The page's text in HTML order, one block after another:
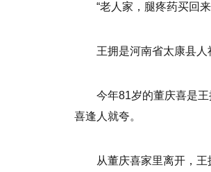
“老人家，腿疼药买回
王拥是河南省太康县
今年81岁的董庆喜是
喜逢人就夸。
从董庆喜家里离开，